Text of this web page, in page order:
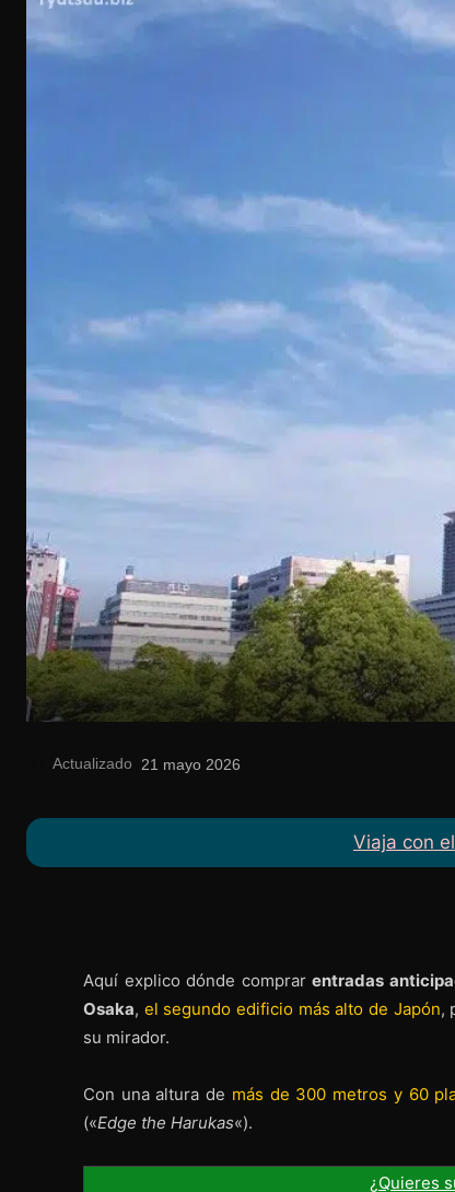
Actualizado 21 mayo 2026
Viaja con
Aquí explico dónde comprarentradas
Osaka, el segundo edificio más alto de Japón,
su mirador.
Con una altura de más de 300 metros y 60
(«Edge the Harukas«).
¿Quieres